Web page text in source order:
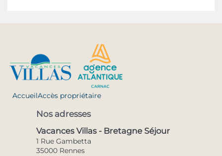
AccueilAccès propriétaire
Nos adresses
Vacances Villas - Bretagne Séjour
1 Rue Gambetta
35000 Rennes